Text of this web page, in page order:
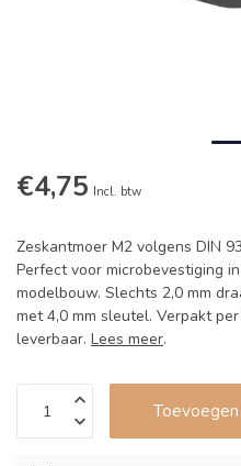
€4,75 Incl. btw
Zeskantmoer M2 volgens DIN
Perfect voor microbevestiging
modelbouw. Slechts 2,0 mm
met 4,0 mm sleutel. Verpakt
leverbaar. Lees meer.